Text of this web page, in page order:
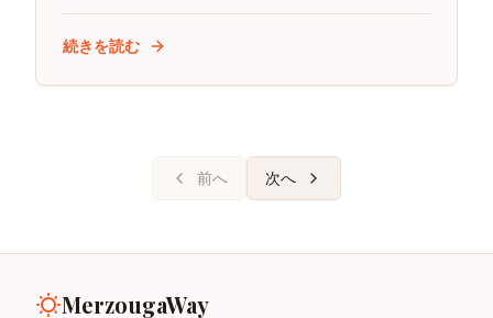
続きを読む
前へ 次へ
MerzougaWay